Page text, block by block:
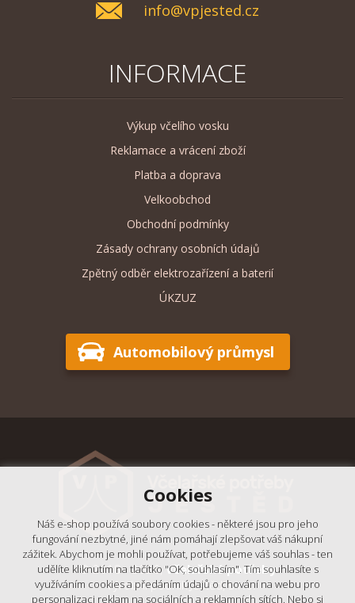
info@vpjested.cz
INFORMACE
Výkup včelího vosku
Reklamace a vrácení zboží
Platba a doprava
Velkoobchod
Obchodní podmínky
Zásady ochrany osobních údajů
Zpětný odběr elektrozařízení a baterií
ÚKZUZ
Automobilový průmysl
© 2018 - 2026, Včelařské potřeby
- Výrobní podnik Ještěd, s.r.o.
Cookies
Náš e-shop používá soubory cookies - některé jsou pro jeho
fungování nezbytné, jiné nám pomáhají zlepšovat váš nákupní
zážitek. Abychom je mohli používat, potřebujeme váš souhlas - ten
udělíte kliknutím na tlačítko "OK, souhlasím". Tím souhlasíte s
využíváním cookies a předáním údajů o chování na webu pro
personalizaci reklam na sociálních a reklamních sítích. Nebo si